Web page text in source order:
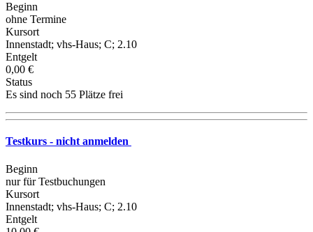
Beginn
ohne Termine
Kursort
Innenstadt; vhs-Haus; C; 2.10
Entgelt
0,00 €
Status
Es sind noch 55 Plätze frei
Testkurs - nicht anmelden
Beginn
nur für Testbuchungen
Kursort
Innenstadt; vhs-Haus; C; 2.10
Entgelt